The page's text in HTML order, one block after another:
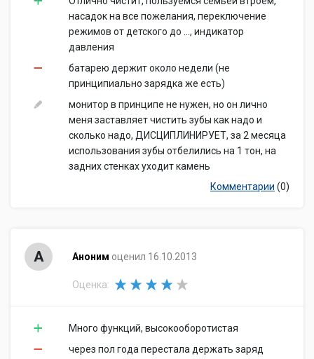
насадок на все пожелания, переключение
режимов от детского до ..., индикатор
давления
батарею держит около недели (не
принципиально зарядка же есть)
монитор в принципе не нужен, но он лично
меня заставляет чистить зубы как надо и
сколько надо, ДИСЦИПЛИНИРУЕТ, за 2 месяца
использования зубы отбелились на 1 тон, на
задних стенках уходит камень
Комментарии (0)
А Аноним оценил 16.10.2013
Оценка:
Много функций, высокооборотистая
через пол года перестала держать заряд